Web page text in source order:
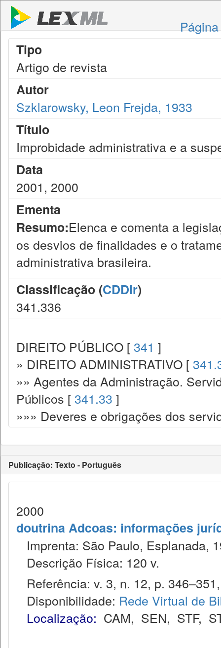
Tipo
Artigo de revista
Autor
Szklarowsky, Leon Frejda, 1933
Título
Improbidade administrativa e a
Data
2001, 2000
Ementa
Resumo:Elenca e comenta a
os desvios de finalidades e o
administrativa brasileira.
Classificação (CDDir)
341.336
DIREITO PÚBLICO [ 341 ]
» DIREITO ADMINISTRATIVO [
»» Agentes da Administração.
Públicos [ 341.33 ]
»»» Deveres e obrigações dos
Publicação: Texto - Português
2000
doutrina Adcoas: informações
Imprenta: São Paulo, Esplanada,
Descrição Física: 120 v.
Referência: v. 3, n. 12, p.
Disponibilidade: Rede Virtual de
Localização: CAM, SEN, STF,